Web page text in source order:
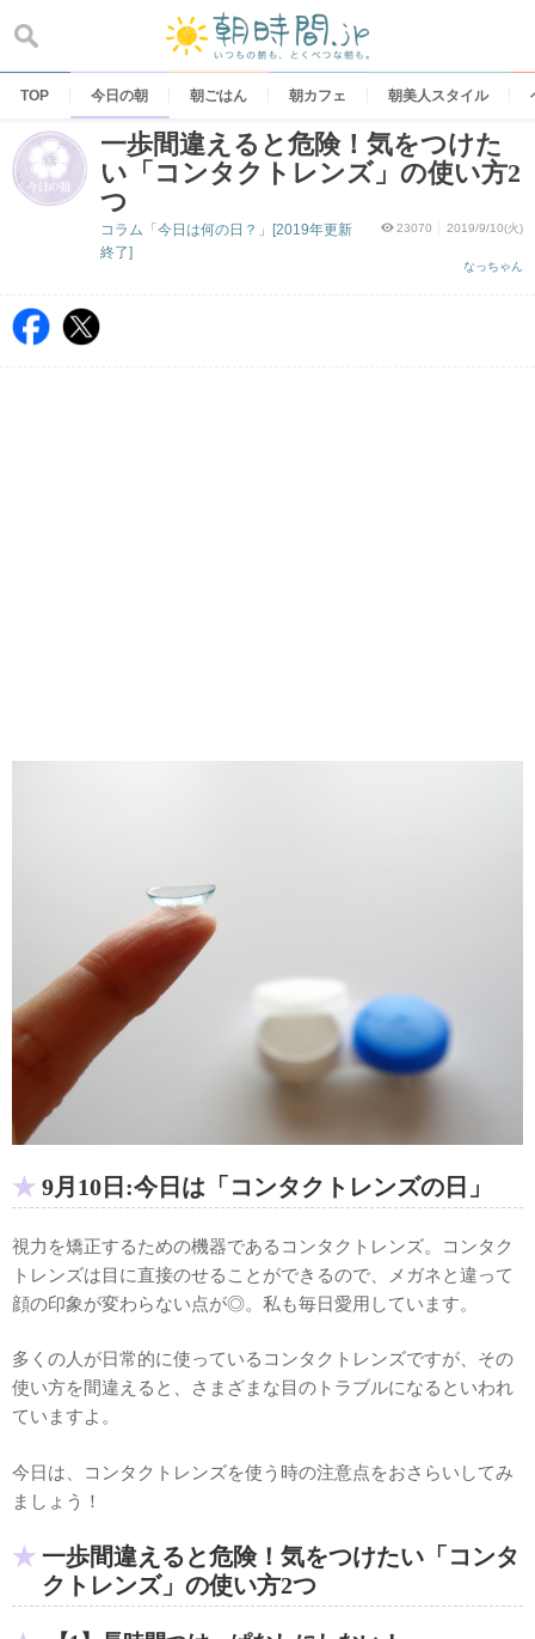
content
TOP 今日の朝 朝ごはん 朝カフェ 朝美人スタイル
一歩間違えると危険！気をつけた
い「コンタクトレンズ」の使い方2
つ
23070 2019/9/10(火)
なっちゃん
コラム「今日は何の日？」[2019年更新
終了]
9月10日:今日は「コンタクトレンズの日」
視力を矯正するための機器であるコンタクトレンズ。コンタク
トレンズは目に直接のせることができるので、メガネと違って
顔の印象が変わらない点が◎。私も毎日愛用しています。
多くの人が日常的に使っているコンタクトレンズですが、その
使い方を間違えると、さまざまな目のトラブルになるといわれ
ていますよ。
今日は、コンタクトレンズを使う時の注意点をおさらいしてみ
ましょう！
一歩間違えると危険！気をつけたい「コンタ
クトレンズ」の使い方2つ